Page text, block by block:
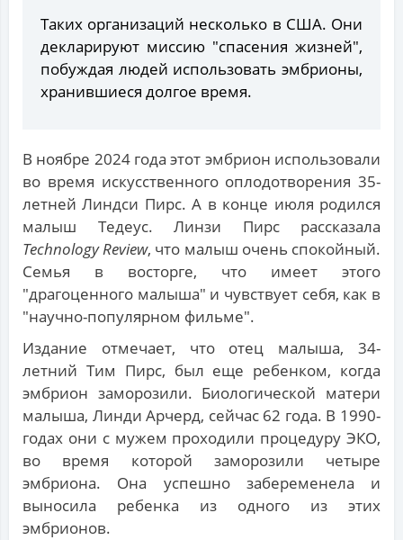
Таких организаций несколько в США. Они
декларируют миссию "спасения жизней",
побуждая людей использовать эмбрионы,
хранившиеся долгое время.
В ноябре 2024 года этот эмбрион использовали
во время искусственного оплодотворения 35-
летней Линдси Пирс. А в конце июля родился
малыш Тедеус. Линзи Пирс рассказала
Technology Review, что малыш очень спокойный.
Семья в восторге, что имеет этого
"драгоценного малыша" и чувствует себя, как в
"научно-популярном фильме".
Издание отмечает, что отец малыша, 34-
летний Тим Пирс, был еще ребенком, когда
эмбрион заморозили. Биологической матери
малыша, Линди Арчерд, сейчас 62 года. В 1990-
годах они с мужем проходили процедуру ЭКО,
во время которой заморозили четыре
эмбриона. Она успешно забеременела и
выносила ребенка из одного из этих
эмбрионов.